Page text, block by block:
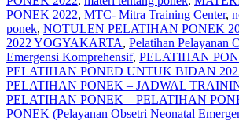
PONEK 2022, MTC- Mitra Training Center,
ponek, NOTULEN PELATIHAN PONEK
2022 YOGYAKARTA, Pelatihan Pelayanan
Emergensi Komprehensif, PELATIHAN
PELATIHAN PONED UNTUK BIDAN
PELATIHAN PONEK – JADWAL
PELATIHAN PONEK – PELATIHAN
PONEK (Pelayanan Obsetri Neonatal